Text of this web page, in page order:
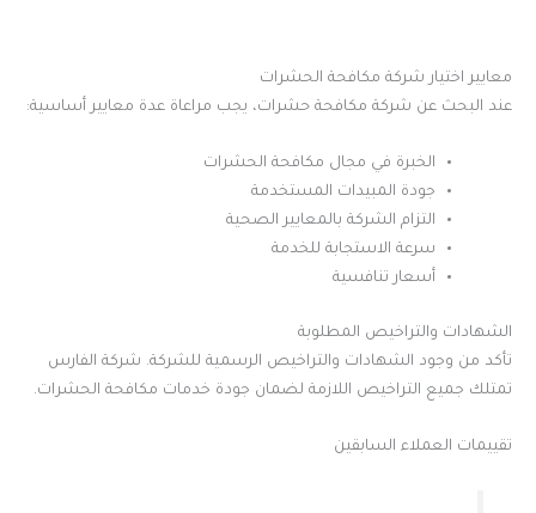
معايير اختيار شركة مكافحة الحشرات
عند البحث عن شركة مكافحة حشرات، يجب مراعاة عدة معايير أساسية:
الخبرة في مجال مكافحة الحشرات
جودة المبيدات المستخدمة
التزام الشركة بالمعايير الصحية
سرعة الاستجابة للخدمة
أسعار تنافسية
الشهادات والتراخيص المطلوبة
تأكد من وجود الشهادات والتراخيص الرسمية للشركة. شركة الفارس
تمتلك جميع التراخيص اللازمة لضمان جودة خدمات مكافحة الحشرات.
تقييمات العملاء السابقين